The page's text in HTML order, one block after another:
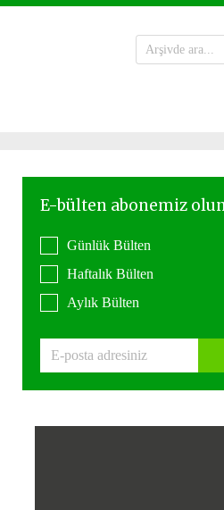
Günlük Bülten
Haftalık Bülten
Aylık Bülten